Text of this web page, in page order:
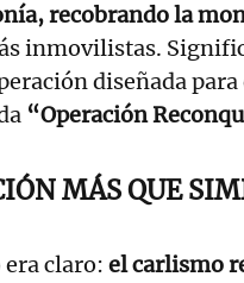
recobrando la
inmovilistas.
diseñada
“Operación
MÁS QUE
claro: el carlismo